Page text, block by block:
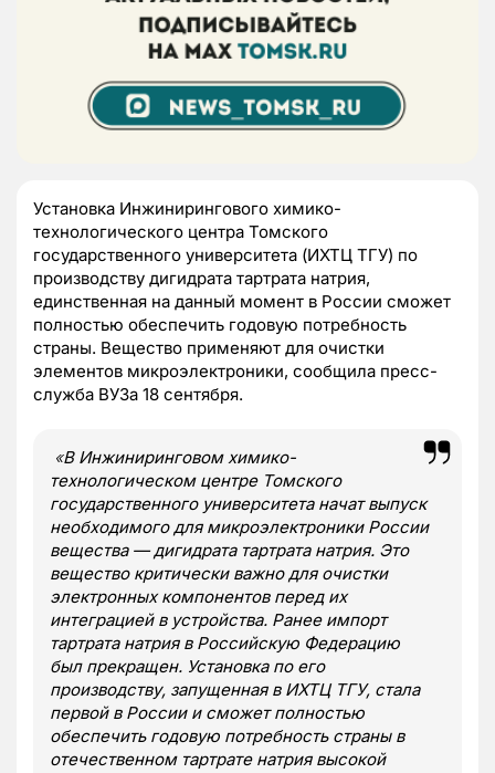
Установка Инжинирингового химико-
технологического центра Томского
государственного университета (ИХТЦ ТГУ) по
производству дигидрата тартрата натрия,
единственная на данный момент в России сможет
полностью обеспечить годовую потребность
страны. Вещество применяют для очистки
элементов микроэлектроники, сообщила пресс-
служба ВУЗа 18 сентября.
«В Инжиниринговом химико-
технологическом центре Томского
государственного университета начат выпуск
необходимого для микроэлектроники России
вещества — дигидрата тартрата натрия. Это
вещество критически важно для очистки
электронных компонентов перед их
интеграцией в устройства. Ранее импорт
тартрата натрия в Российскую Федерацию
был прекращен. Установка по его
производству, запущенная в ИХТЦ ТГУ, стала
первой в России и сможет полностью
обеспечить годовую потребность страны в
отечественном тартрате натрия высокой